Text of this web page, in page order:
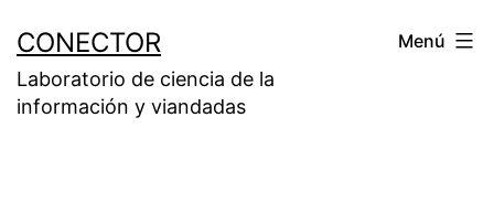
contenido
CONECTOR
Laboratorio de ciencia de la
información y viandadas
Menú